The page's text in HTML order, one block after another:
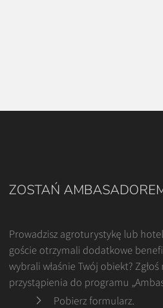
ZOSTAŃ
Prowadzisz agroturystykę lub
goście otrzymali dodatkowe
wybrali właśnie Twój obiekt?
przystąpienia do programu
Pobierz formularz.